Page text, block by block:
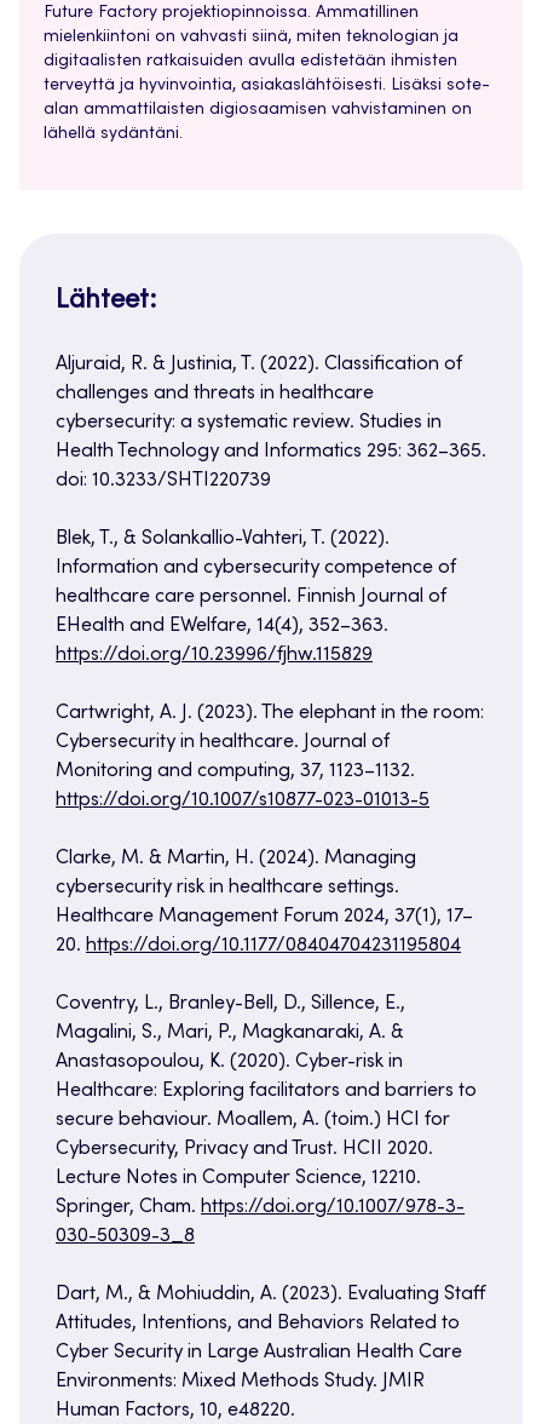
Future Factory projektiopinnoissa. Ammatillinen
mielenkiintoni on vahvasti siinä, miten teknologian ja
digitaalisten ratkaisuiden avulla edistetään ihmisten
terveyttä ja hyvinvointia, asiakaslähtöisesti. Lisäksi sote-
alan ammattilaisten digiosaamisen vahvistaminen on
lähellä sydäntäni.
Lähteet:
Aljuraid, R. & Justinia, T. (2022). Classification of
challenges and threats in healthcare
cybersecurity: a systematic review. Studies in
Health Technology and Informatics 295: 362–365.
doi: 10.3233/SHTI220739
Blek, T., & Solankallio-Vahteri, T. (2022).
Information and cybersecurity competence of
healthcare care personnel. Finnish Journal of
EHealth and EWelfare, 14(4), 352–363.
https://doi.org/10.23996/fjhw.115829
Cartwright, A. J. (2023). The elephant in the room:
Cybersecurity in healthcare. Journal of
Monitoring and computing, 37, 1123–1132.
https://doi.org/10.1007/s10877-023-01013-5
Clarke, M. & Martin, H. (2024). Managing
cybersecurity risk in healthcare settings.
Healthcare Management Forum 2024, 37(1), 17–
20. https://doi.org/10.1177/08404704231195804
Coventry, L., Branley-Bell, D., Sillence, E.,
Magalini, S., Mari, P., Magkanaraki, A. &
Anastasopoulou, K. (2020). Cyber-risk in
Healthcare: Exploring facilitators and barriers to
secure behaviour. Moallem, A. (toim.) HCI for
Cybersecurity, Privacy and Trust. HCII 2020.
Lecture Notes in Computer Science, 12210.
Springer, Cham. https://doi.org/10.1007/978-3-
030-50309-3_8
Dart, M., & Mohiuddin, A. (2023). Evaluating Staff
Attitudes, Intentions, and Behaviors Related to
Cyber Security in Large Australian Health Care
Environments: Mixed Methods Study. JMIR
Human Factors, 10, e48220.